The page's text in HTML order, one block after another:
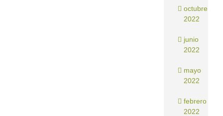
octubre
2022
junio
2022
mayo
2022
febrero
2022